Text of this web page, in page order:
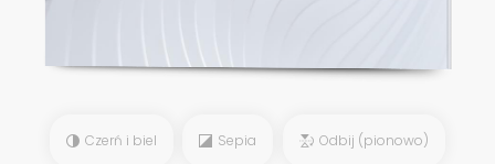
Czerń i biel Sepia Odbij (pionowo)